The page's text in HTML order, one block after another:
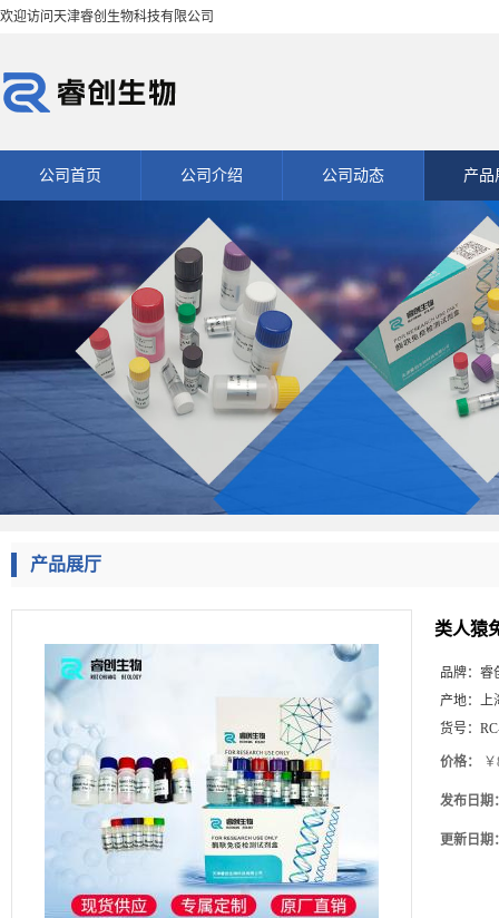
欢迎访问天津睿创生物科技有限公司
公司首页 公司介绍 公司动态 产品
产品展厅
类人猿
品牌： 睿
产地： 上
货号：
价格：
发布日期
更新日期